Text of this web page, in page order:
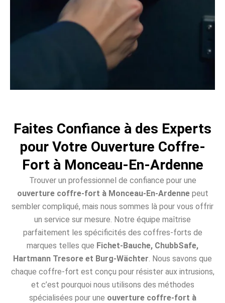
Faites Confiance à des Experts
pour Votre Ouverture Coffre-
Fort à Monceau-En-Ardenne
Trouver un professionnel de confiance pour une
ouverture coffre-fort à Monceau-En-Ardennepeut
sembler compliqué, mais nous sommes là pour vous offrir
un service sur mesure. Notre équipe maîtrise
parfaitement les spécificités des coffres-forts de
marques telles que Fichet-Bauche, ChubbSafe,
Hartmann Tresore et Burg-Wächter . Nous savons que
chaque coffre-fort est conçu pour résister aux intrusions,
et c’est pourquoi nous utilisons des méthodes
spécialisées pour une ouverture coffre-fort à